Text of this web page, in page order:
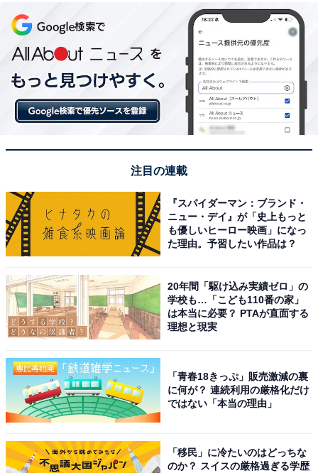
こちらもおすすめ
検索数が多かった「大阪府の住みたい街
（駅）」ランキング！ 2位は「大国町」、1位
2
注目の連載
『スパイダーマン：ブランド・
ニュー・デイ』が「史上もっと
も優しいヒーロー映画」になっ
た理由。予習したい作品は？
20年間「駆け込み実績ゼロ」の
学校も…「こども110番の家」
は本当に必要？ PTAが直面する
理想と現実
「青春18きっぷ」販売激減の裏
に何が？ 連続利用の厳格化だけ
ではない「本当の理由」
「移民」に冷たいのはどっちな
のか？ スイスの厳格過ぎる学歴